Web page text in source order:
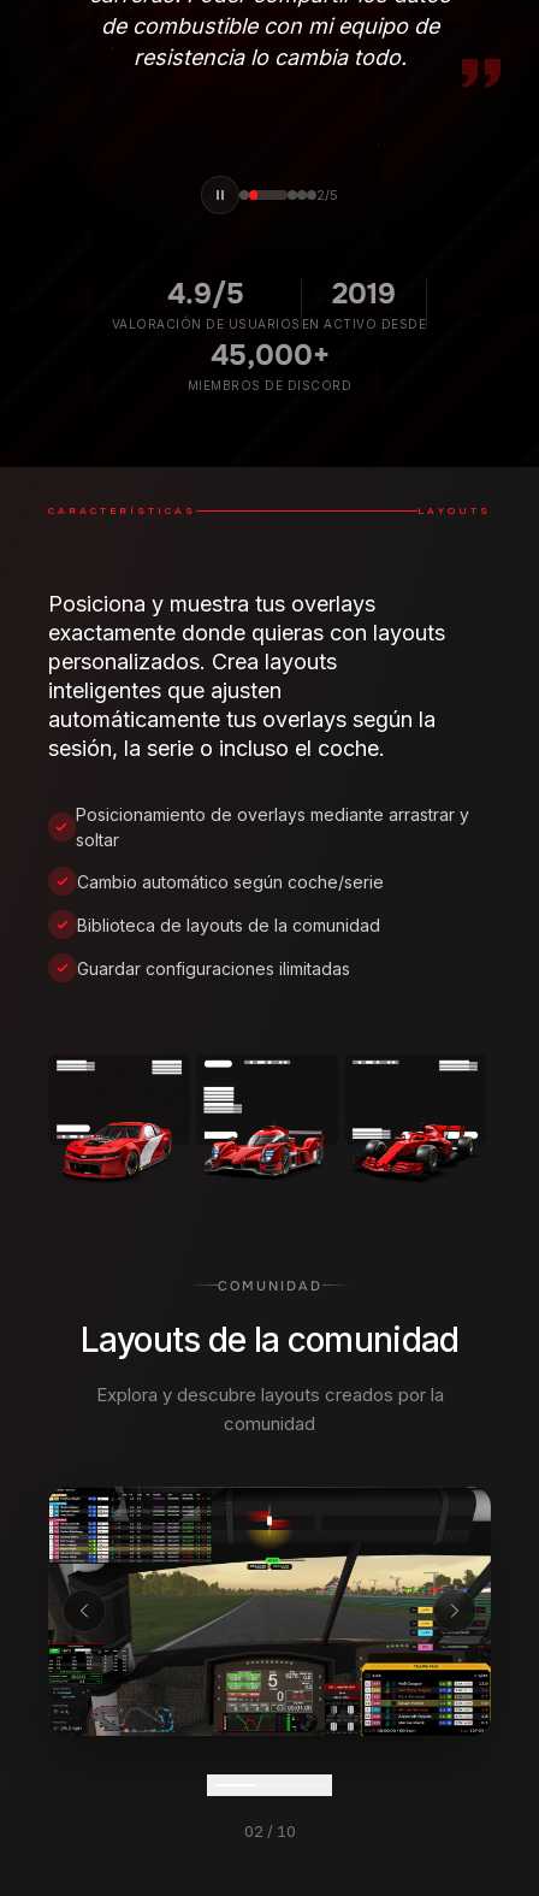
verdaderamente profesional y bien
diseñada.
3/5
4.9/5
VALORACIÓN DE USUARIOS
2019
EN ACTIVO DESDE
45,000+
MIEMBROS DE DISCORD
CARACTERÍSTICAS LAYOUTS
Posiciona y muestra tus overlays
exactamente donde quieras con layouts
personalizados. Crea layouts
inteligentes que ajusten
automáticamente tus overlays según la
sesión, la serie o incluso el coche.
Posicionamiento de overlays mediante arrastrar y
soltar
Cambio automático según coche/serie
Biblioteca de layouts de la comunidad
Guardar configuraciones ilimitadas
COMUNIDAD
Layouts de la comunidad
Explora y descubre layouts creados por la
comunidad
03
1,400+
LAYOUTS COMPARTIDOS
69k+
DESCARGAS